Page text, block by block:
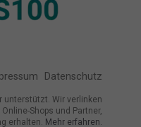
Datenschutz
unterstützt. Wir verlinken
Shops und Partner,
erhalten. Mehr erfahren.